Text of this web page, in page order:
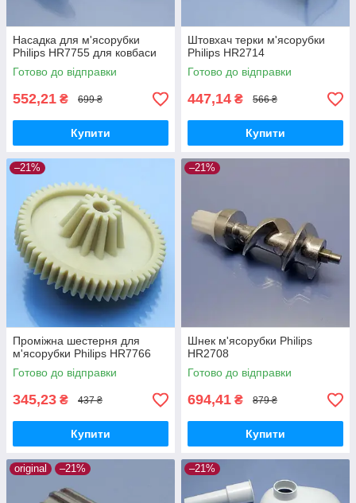
Насадка для м'ясорубки
Philips HR7755 для ковбаси
Готово до відправки
552,21 ₴ 699 ₴
Купити
Штовхач терки м'ясорубки
Philips HR2714
Готово до відправки
447,14 ₴ 566 ₴
Купити
–21%
Проміжна шестерня для
м'ясорубки Philips HR7766
Готово до відправки
345,23 ₴ 437 ₴
Купити
–21%
Шнек м'ясорубки Philips
HR2708
Готово до відправки
694,41 ₴ 879 ₴
Купити
original –21% –21%